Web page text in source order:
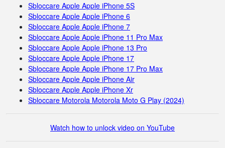
Sbloccare Apple Apple iPhone 5S
Sbloccare Apple Apple iPhone 6
Sbloccare Apple Apple iPhone 7
Sbloccare Apple Apple iPhone 11 Pro Max
Sbloccare Apple Apple iPhone 13 Pro
Sbloccare Apple Apple iPhone 17
Sbloccare Apple Apple iPhone 17 Pro Max
Sbloccare Apple Apple iPhone Air
Sbloccare Apple Apple iPhone Xr
Sbloccare Motorola Motorola Moto G Play (2024)
Watch how to unlock video on YouTube